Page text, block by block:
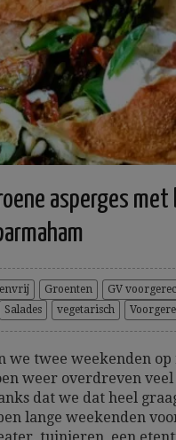
asperges
Groenten GV
Salades vegetarisch
we twee weekenden op
weer overdreven
dat we dat heel
lange weekenden